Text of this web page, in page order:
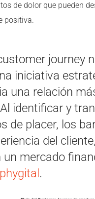
de dolor que pueden
positiva.
journey
iniciativa
una relación
identificar y
de placer, los
del
un mercado
phygital .